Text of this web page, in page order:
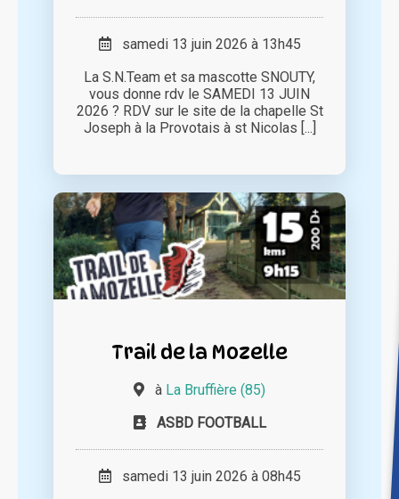
samedi 13 juin 2026 à 13h45
La S.N.Team et sa mascotte SNOUTY,
vous donne rdv le SAMEDI 13 JUIN
2026 ? RDV sur le site de la chapelle St
Joseph à la Provotais à st Nicolas [...]
Trail de la Mozelle
à La Bruffière (85)
ASBD FOOTBALL
samedi 13 juin 2026 à 08h45